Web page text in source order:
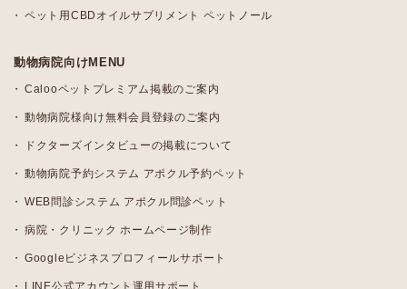
ペット用CBDオイルサプリメント ペットノール
動物病院向けMENU
Calooペットプレミアム掲載のご案内
動物病院様向け無料会員登録のご案内
ドクターズインタビューの掲載について
動物病院予約システム アポクル予約ペット
WEB問診システム アポクル問診ペット
病院・クリニック ホームページ制作
Googleビジネスプロフィールサポート
LINE公式アカウント運用サポート